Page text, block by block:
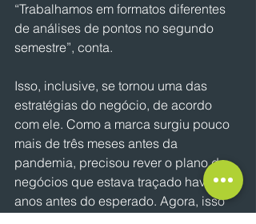
“Trabalhamos em formatos diferentes
de análises de pontos no segundo
semestre”, conta.
Isso, inclusive, se tornou uma das
estratégias do negócio, de acordo
com ele. Como a marca surgiu pouco
mais de três meses antes da
pandemia, precisou rever o plano de
negócios que estava traçado havia
anos antes do esperado. Agora, isso